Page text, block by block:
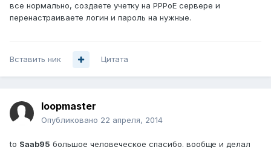
все нормально, создаете учетку на PPPoE сервере и
перенастраиваете логин и пароль на нужные.
Вставить ник Цитата
loopmaster
Опубликовано 22 апреля, 2014
to Saab95 большое человеческое спасибо. вообще и делал